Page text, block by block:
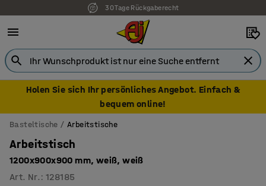
30 Tage Rückgaberecht
Holen Sie sich Ihr persönliches Angebot. Einfach &
bequem online!
Basteltische Arbeitstische
Arbeitstisch
1200x900x900 mm, weiß, weiß
Art. Nr. :128185